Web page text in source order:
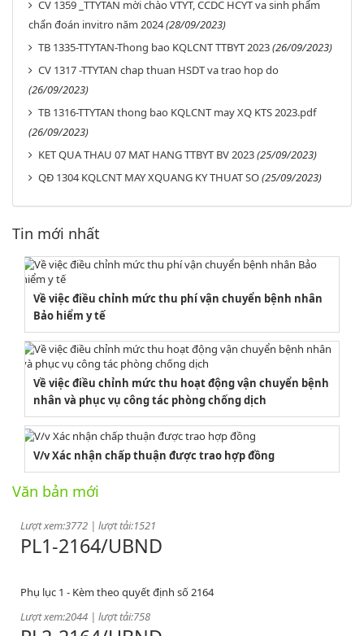
CV 1359 _TTYTAN mời chào VTYT, CCDC HCYT va sinh phẩm
chẩn đoán invitro năm 2024(28/09/2023)
TB 1335-TTYTAN-Thong bao KQLCNT TTBYT 2023(26/09/2023)
CV 1317 -TTYTAN chap thuan HSDT va trao hop do
(26/09/2023)
TB 1316-TTYTAN thong bao KQLCNT may XQ KTS 2023.pdf
(26/09/2023)
KET QUA THAU 07 MAT HANG TTBYT BV 2023(25/09/2023)
QĐ 1304 KQLCNT MAY XQUANG KY THUAT SO(25/09/2023)
Tin mới nhất
Về việc điều chỉnh mức thu phí vận chuyển bệnh nhân
Bảo hiểm y tế
Về việc điều chỉnh mức thu hoạt động vận chuyển bệnh
nhân và phục vụ công tác phòng chống dịch
V/v Xác nhận chấp thuận được trao hợp đồng
Văn bản mới
2164/QĐUBND
Quyết định phê duyệt danh mục vị trí việc làm
PL1-2164/UBND
PL2-2164/UBND